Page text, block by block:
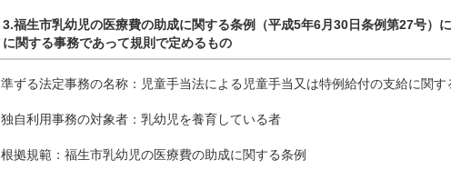
3.福生市乳幼児の医療費の助成に関する条例（平成5年6月30日条例第27号）
に関する事務であって規則で定めるもの
準ずる法定事務の名称：児童手当法による児童手当又は特例給付の支給に関す
独自利用事務の対象者：乳幼児を養育している者
根拠規範：福生市乳幼児の医療費の助成に関する条例